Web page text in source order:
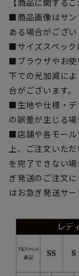
■商品画像はサン
ある場合がござ
■サイズスペック
■ブラウザやお使
下での光加減に
合がございます。
■生地や仕様・デ
の誤差が生じる
■店舗や各モール
上、ご注文いた
を完了できない
ぎ発送のご注文
はお急ぎ発送サ